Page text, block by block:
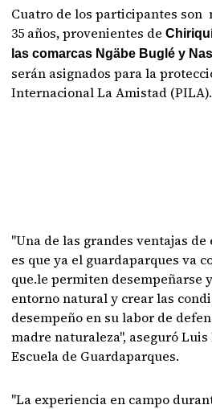
Cuatro de los participantes son
35 años, provenientes de
las comarcas Ngäbe Buglé y
serán asignados para la
Internacional La Amistad (PILA).
"Una de las grandes ventajas
es que ya el guardaparques va
que.le permiten desempeñarse
entorno natural y crear las
desempeño en su labor de
madre naturaleza", aseguró
Escuela de Guardaparques.
"La experiencia en campo